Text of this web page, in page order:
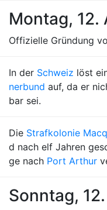
Montag, 12.
Offizielle Gründung
In der Schweiz löst
nerbund auf, da er
bar sei.
Die Strafkolonie
d nach elf Jahren
ge nach Port Arthur
Sonntag,